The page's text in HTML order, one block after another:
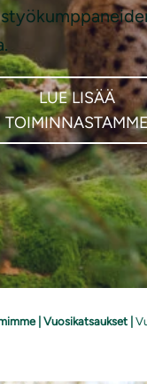
LUE LISÄÄ
| Vuosikatsaukset